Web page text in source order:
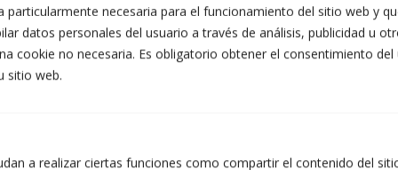
particularmente necesaria para el funcionamiento del sitio web y
datos personales del usuario a través de análisis, publicidad u
cookie no necesaria. Es obligatorio obtener el consentimiento
sitio web.
a realizar ciertas funciones como compartir el contenido del
productes i serveis, inclosos mitjans electrònics. Legitimació: Consentiment de la persona
interessada. Destinataris: No es preveuen cessions de dades. Drets: Podeu retirar el vostre
consentiment en qualsevol moment, així com accedir, rectificar, suprimir les vostres dades
i la resta de drets a info@atzera.net. Informació addicional: Podeu ampliar la informació a
l’enllaç d’Avís Legal.